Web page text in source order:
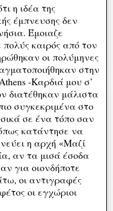
η ιδέα της
έμπνευσης δεν
Έμοιαζε
καιρός από τον
οι πολύμηνες
στην
-Καρδιά μου σ’
διατέθηκαν μάλιστα
συγκεκριμένα στο
σε ένα τόπο σαν
κατάντησε να
η αρχή «Μαζί
αν τα μισά έσοδα
για οιονδήποτε
οι αντιγραφές
οι εγχώριοι